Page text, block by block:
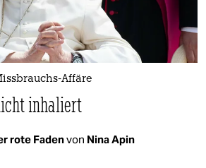
Affäre
inhaliert
rote Fadenvon Nina Apin